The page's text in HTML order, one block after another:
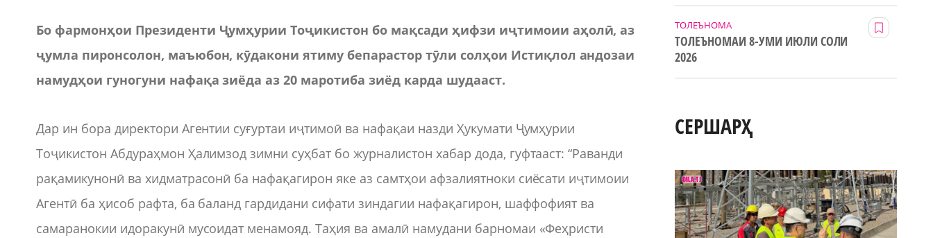
Бо фармонҳои Президенти Ҷумҳурии Тоҷикистон бо мақсади ҳифзи иҷтимоии аҳолӣ, аз
ҷумла пиронсолон, маъюбон, кӯдакони ятиму бепарастор тӯли солҳои Истиқлол андозаи
намудҳои гуногуни нафақа зиёда аз 20 маротиба зиёд карда шудааст.
Дар ин бора директори Агентии суғуртаи иҷтимоӣ ва нафақаи назди Ҳукумати Ҷумҳурии
Тоҷикистон Абдураҳмон Ҳалимзод зимни суҳбат бо журналистон хабар дода, гуфтааст: “Раванди
рақамикунонӣ ва хидматрасонӣ ба нафақагирон яке аз самтҳои афзалиятноки сиёсати иҷтимоии
Агентӣ ба ҳисоб рафта, ба баланд гардидани сифати зиндагии нафақагирон, шаффофият ва
самаранокии идоракунӣ мусоидат менамояд. Таҳия ва амалӣ намудани барномаи «Феҳристи
ТОЛЕЪНОМА
ТОЛЕЪНОМАИ 8-УМИ ИЮЛИ СОЛИ
2026
СЕРШАРҲ